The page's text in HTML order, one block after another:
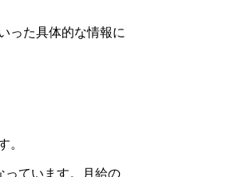
った具体的な情報に
。
っています。月給の